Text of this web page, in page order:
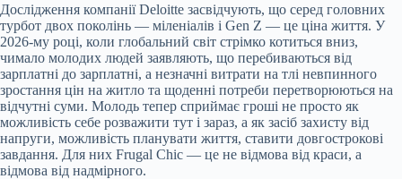
Дослідження компанії Deloitte засвідчують, що серед головних
турбот двох поколінь — міленіалів і Gen Z — це ціна життя. У
2026-му році, коли глобальний світ стрімко котиться вниз,
чимало молодих людей заявляють, що перебиваються від
зарплатні до зарплатні, а незначні витрати на тлі невпинного
зростання цін на житло та щоденні потреби перетворюються на
відчутні суми. Молодь тепер сприймає гроші не просто як
можливість себе розважити тут і зараз, а як засіб захисту від
напруги, можливість планувати життя, ставити довгострокові
завдання. Для них Frugal Chic — це не відмова від краси, а
відмова від надмірного.